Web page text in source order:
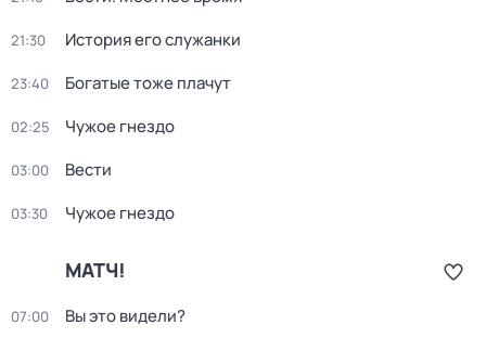
21:30 История его служанки
23:40 Богатые тоже плачут
02:25 Чужое гнездо
03:00 Вести
03:30 Чужое гнездо
МАТЧ!
07:00 Вы это видели?